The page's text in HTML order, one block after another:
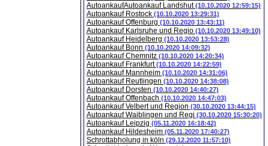
AutoankaufAutoankauf Landshut(10.10.2020 12:59:15)
Autoankauf Rostock (10.10.2020 13:29:31)
Autoankauf Offenburg (10.10.2020 13:43:11)
Autoankauf Karlsruhe und Regio (10.10.2020 13:49:10)
Autoankauf Heidelberg (10.10.2020 13:53:28)
Autoankauf Bonn (10.10.2020 14:09:32)
Autoankauf Chemnitz (10.10.2020 14:20:34)
Autoankauf Frankfurt(10.10.2020 14:22:59)
Autoankauf Mannheim (10.10.2020 14:31:06)
Autoankauf Reutlingen (10.10.2020 14:38:08)
Autoankauf Dorsten (10.10.2020 14:40:27)
Autoankauf Offenbach (10.10.2020 14:47:03)
Autoankauf Velbert und Region (30.10.2020 13:44:15)
Autoankauf Waiblingen und Regi (30.10.2020 15:30:20)
Autoankauf Leipzig (05.11.2020 16:18:42)
Autoankauf Hildesheim (05.11.2020 17:40:27)
Schrottabholung in köln (29.12.2020 11:57:10)